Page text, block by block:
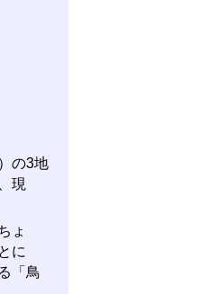
の3地
現
ょ
に
「鳥